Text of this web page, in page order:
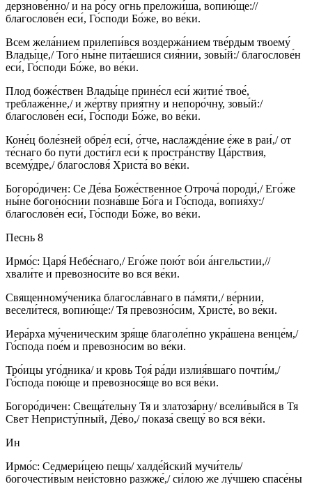
дерзнове́нно/ и на ро́су огнь преложи́ша, вопию́ще://
благослове́н еси́, Го́споди Бо́же, во ве́ки.
Всем жела́нием прилепи́вся воздержа́нием тве́рдым твоему́
Влады́це,/ Того́ ны́не пита́ешися сия́нии, зовы́й:/ благослове́н
еси́, Го́споди Бо́же, во ве́ки.
Плод боже́ствен Влады́це прине́сл еси́ житие́ твое́,
треблаже́нне,/ и же́ртву прия́тну и непоро́чну, зовы́й:/
благослове́н еси́, Го́споди Бо́же, во ве́ки.
Коне́ц боле́зней обре́л еси́, о́тче, наслажде́ние е́же в раи́,/ от
те́снаго бо пути́ дости́гл еси́ к простра́нству Ца́рствия,
всему́дре,/ благословя́ Христа́ во ве́ки.
Богоро́дичен: Се Де́ва Боже́ственное Отроча́ породи́,/ Его́же
ны́не богоно́снии позна́вше Бо́га и Го́спода, вопия́ху:/
благослове́н еси́, Го́споди Бо́же, во ве́ки.
Песнь 8
Ирмо́с: Царя́ Небе́снаго,/ Его́же пою́т во́и а́нгельстии,//
хвали́те и превозноси́те во вся ве́ки.
Священному́ченика благосла́внаго в па́мяти,/ ве́рнии,
весели́теся, вопию́ще:/ Тя превозно́сим, Христе́, во ве́ки.
Иера́рха му́ченическим зря́ще благоле́пно укра́шена венце́м,/
Го́спода пое́м и превозно́сим во ве́ки.
Тро́ицы уго́дника/ и кровь Тоя́ ра́ди излия́вшаго почти́м,/
Го́спода пою́ще и превознося́ще во вся ве́ки.
Богоро́дичен: Свеща́тельну Тя и златоза́рну/ всели́выйся в Тя
Свет Непристу́пный, Де́во,/ показа́ свещу́ во вся ве́ки.
Ин
Ирмо́с: Седмери́цею пещь/ халде́йский мучи́тель/
богочести́вым неи́стовно разжже́,/ си́лою же лу́чшею спасе́ны